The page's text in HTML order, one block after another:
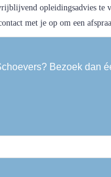
opleidingsadvies te
met je op om een
Bezoek dan